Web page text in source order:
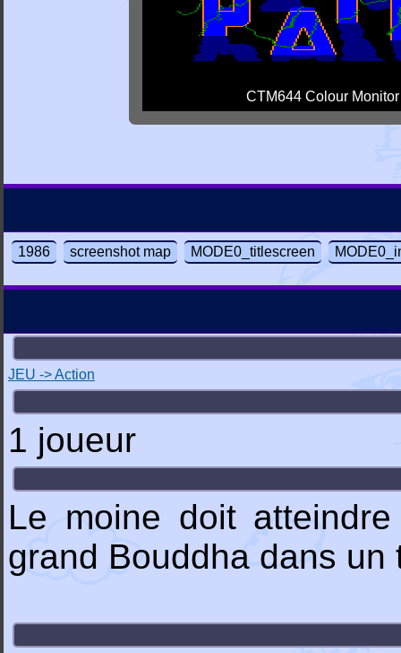
CTM644 Colour Monitor
1986 screenshot map MODE0_titlescreen
JEU -> Action
1 joueur
Le moine doit
grand Bouddha dans un